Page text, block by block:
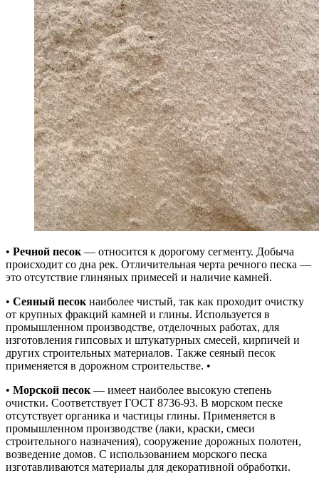
• Речной песок — относится к дорогому сегменту. Добыча
происходит со дна рек. Отличительная черта речного песка —
это отсутствие глиняных примесей и наличие камней.
• Сеяный песок наиболее чистый, так как проходит очистку
от крупных фракций камней и глины. Используется в
промышленном производстве, отделочных работах, для
изготовления гипсовых и штукатурных смесей, кирпичей и
других строительных материалов. Также сеяный песок
применяется в дорожном строительстве. •
• Морской песок — имеет наиболее высокую степень
очистки. Соответствует ГОСТ 8736-93. В морском песке
отсутствует органика и частицы глины. Применяется в
промышленном производстве (лаки, краски, смеси
строительного назначения), сооружение дорожных полотен,
возведение домов. С использованием морского песка
изготавливаются материалы для декоративной обработки.